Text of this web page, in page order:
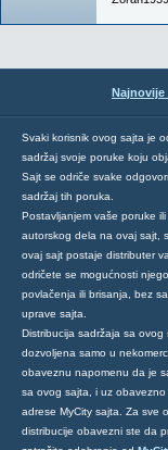
Najnovije
Svaki korisnik ovog sajta je
sadržaj svoje poruke koju
Sajt se odriče svake
sadržaj tih poruka.
Postavljanjem vaše poruke ili
autorskog dela na ovaj sajt,
ovaj sajt postaje distributer
odričete se mogućnosti
povlačenja ili brisanja, bez
uprave sajta.
Distribucija sadržaja sa ovog
dozvoljena samo u
obaveznu napomenu da je
sa ovog sajta, i uz
adrese MyCity sajta. Za sve
distribucije obavezni ste da